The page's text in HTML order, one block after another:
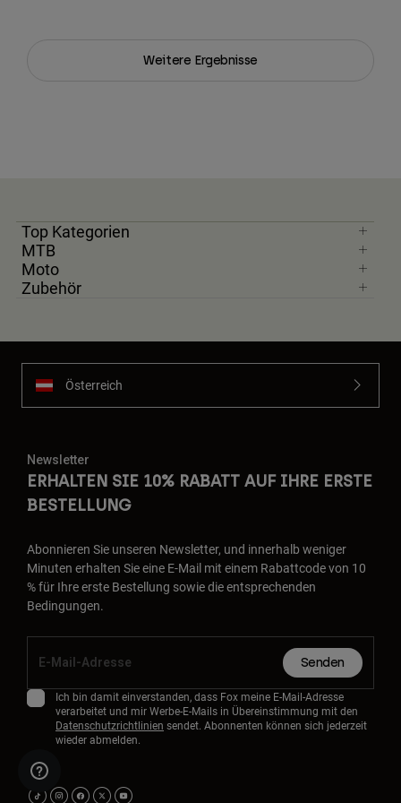
Weitere Ergebnisse
Top Kategorien
MTB
Moto
Zubehör
Österreich
Newsletter
ERHALTEN SIE 10% RABATT AUF IHRE ERSTE
BESTELLUNG
Abonnieren Sie unseren Newsletter, und innerhalb weniger
Minuten erhalten Sie eine E-Mail mit einem Rabattcode von 10
% für Ihre erste Bestellung sowie die entsprechenden
Bedingungen.
Senden
Ich bin damit einverstanden, dass Fox meine E-Mail-Adresse
verarbeitet und mir Werbe-E-Mails in Übereinstimmung mit den
Datenschutzrichtlinien sendet. Abonnenten können sich jederzeit
wieder abmelden.